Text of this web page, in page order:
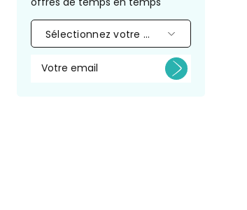
Sélectionnez votre animal